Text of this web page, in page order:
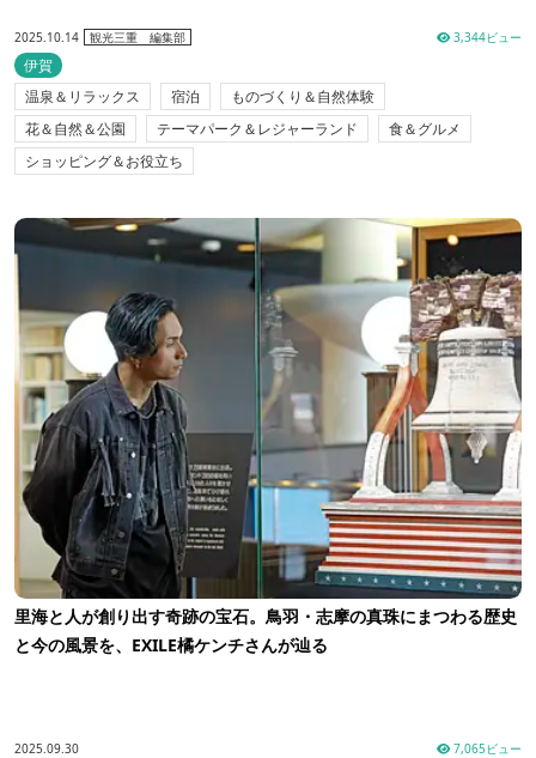
2025.10.14 観光三重 編集部 3,344ビュー
伊賀
温泉＆リラックス
宿泊
ものづくり＆自然体験
花＆自然＆公園
テーマパーク＆レジャーランド
食＆グルメ
ショッピング＆お役立ち
⾥海と⼈が創り出す奇跡の宝⽯。⿃⽻・志摩の真珠にまつわる歴史
と今の風景を、EXILE橘ケンチさんが辿る
2025.09.30 7,065ビュー